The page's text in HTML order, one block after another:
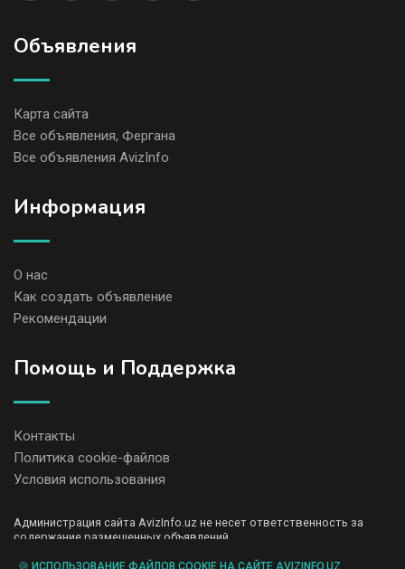
Объявления
Карта сайта
Все объявления, Фергана
Все объявления AvizInfo
Информация
О нас
Как создать объявление
Рекомендации
Помощь и Поддержка
Контакты
Политика cookie-файлов
Условия использования
Администрация сайта AvizInfo.uz не несет ответственность за
содержание размещенных объявлений.
передаем и не продаем личную информацию зарегистрированных
🍪 ИСПОЛЬЗОВАНИЕ ФАЙЛОВ COOKIE НА САЙТЕ AVIZINFO.UZ